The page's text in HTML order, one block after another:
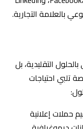
التقليدية، بل
احتياجات
حملات إعلانية
ديموغرافية
عالي الجودة
ويعزز التفاعل